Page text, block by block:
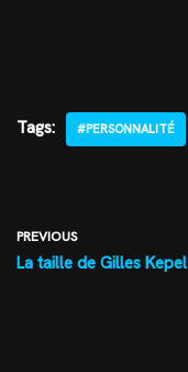
Tags: #PERSONNALITÉ
PREVIOUS
La taille de Gilles Kepel